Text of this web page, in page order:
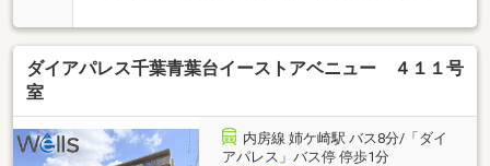
環境！
ダイアパレス千葉青葉台イーストアベニュー ４１１号
室
内房線 姉ケ崎駅 バス8分/「ダイ
アパレス」バス停 停歩1分